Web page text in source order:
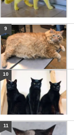
9
10
11